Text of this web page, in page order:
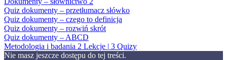
Quiz dokumenty – przetłumacz słówko
Quiz dokumenty – czego to definicja
Quiz dokumenty – rozwiń skrót
Quiz dokumenty – ABCD
Metodologia i badania 2 Lekcje | 3 Quizy
Nie masz jeszcze dostępu do tej treści.